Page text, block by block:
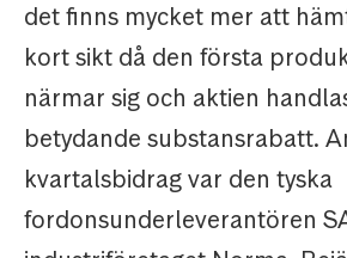
det finns mycket mer att
kort sikt då den första
närmar sig och aktien
betydande substansrabatt.
kvartalsbidrag var den tyska
fordonsunderleverantören